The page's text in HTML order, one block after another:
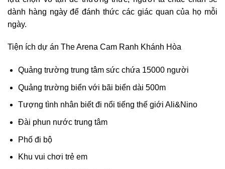
dành hàng ngày để đánh thức các giác quan của họ mỗi
ngày.
Tiện ích dự án The Arena Cam Ranh Khánh Hòa
Quảng trường trung tâm sức chứa 15000 người
Quảng trường biển với bãi biển dài 500m
Tượng tình nhân biết đi nổi tiếng thế giới Ali&Nino
Đài phun nước trung tâm
Phố đi bộ
Khu vui chơi trẻ em